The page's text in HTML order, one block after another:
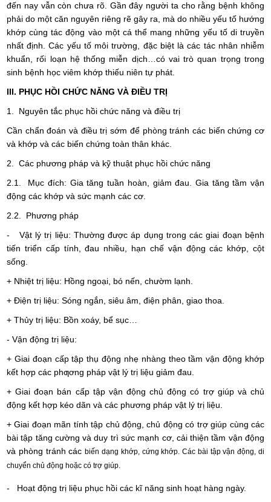
đến nay vẫn còn chưa rõ. Gần đây người ta cho rằng bệnh không
phải do một căn nguyên riêng rẽ gây ra, mà do nhiều yếu tố hướng
khớp cùng tác động vào một cá thể mang những yếu tố di truyền
nhất định. Các yếu tố môi trường, đặc biệt là các tác nhân nhiễm
khuẩn, rối loạn hệ thống miễn dịch…có vai trò quan trọng trong
sinh bệnh học viêm khớp thiếu niên tự phát.
III. PHỤC HỒI CHỨC NĂNG VÀ ĐIỀU TRỊ
1. Nguyên tắc phục hồi chức năng và điều trị
Cần chẩn đoán và điều trị sớm để phòng tránh các biến chứng cơ
và khớp và các biến chứng toàn thân khác.
2. Các phương pháp và kỹ thuật phục hồi chức năng
2.1. Mục đích: Gia tăng tuần hoàn, giảm đau. Gia tăng tầm vận
động các khớp và sức mạnh các cơ.
2.2. Phương pháp
- Vật lý trị liệu: Thường được áp dụng trong các giai đoạn bệnh
tiến triển cấp tính, đau nhiều, hạn chế vận động các khớp, cột
sống.
+ Nhiệt trị liệu: Hồng ngoại, bó nến, chườm lạnh.
+ Điện trị liệu: Sóng ngắn, siêu âm, điện phân, giao thoa.
+ Thủy trị liệu: Bồn xoáy, bể sục…
- Vận động trị liệu:
+ Giai đoạn cấp tập thụ động nhẹ nhàng theo tầm vận động khớp
kết hợp các phƣơng pháp vật lý trị liệu giảm đau.
+ Giai đoạn bán cấp tập vận động chủ động có trợ giúp và chủ
động kết hợp kéo dãn và các phương pháp vật lý trị liệu.
+ Giai đoạn mãn tính tập chủ động, chủ động có trợ giúp cùng các
bài tập tăng cường và duy trì sức mạnh cơ, cải thiện tầm vận động
và phòng tránh cácbiến dạng khớp, cứng khớp. Các bài tập vận động, di
chuyển chủ động hoặc có trợ giúp.
- Hoạt động trị liệu phục hồi các kĩ năng sinh hoạt hàng ngày.